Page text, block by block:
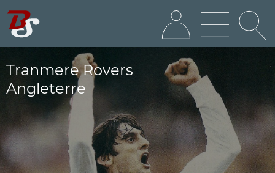
Tranmere Rovers
Angleterre